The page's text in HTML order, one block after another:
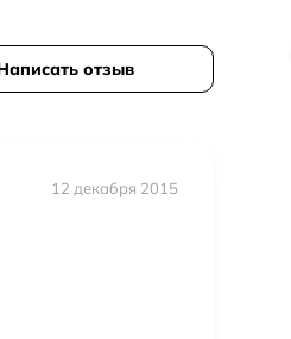
флакона
отзыв
12 декабря 2015